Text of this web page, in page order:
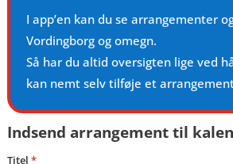
I app’en kan du se arrangementer
Vordingborg og omegn.
Så har du altid oversigten lige ved
kan nemt selv tilføje et
Indsend arrangement til
Titel *